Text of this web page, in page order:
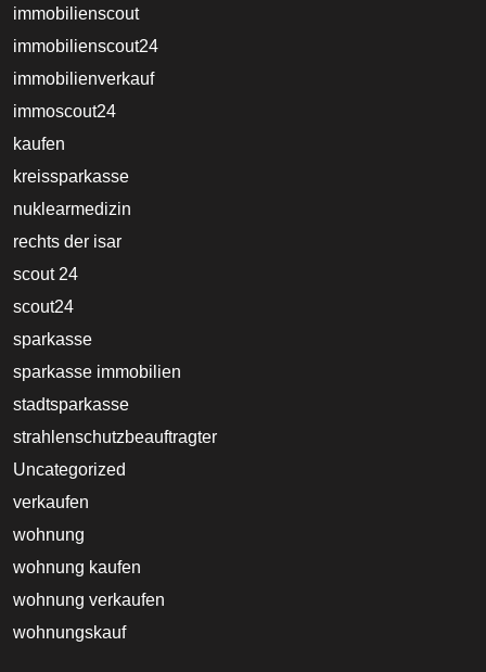
immobilienscout
immobilienscout24
immobilienverkauf
immoscout24
kaufen
kreissparkasse
nuklearmedizin
rechts der isar
scout 24
scout24
sparkasse
sparkasse immobilien
stadtsparkasse
strahlenschutzbeauftragter
Uncategorized
verkaufen
wohnung
wohnung kaufen
wohnung verkaufen
wohnungskauf